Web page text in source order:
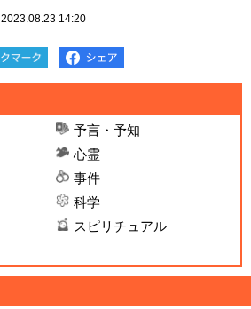
2023.08.23 14:20
予言・予知
心霊
事件
科学
スピリチュアル